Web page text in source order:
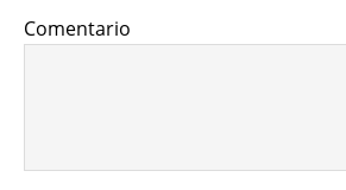
Comentario